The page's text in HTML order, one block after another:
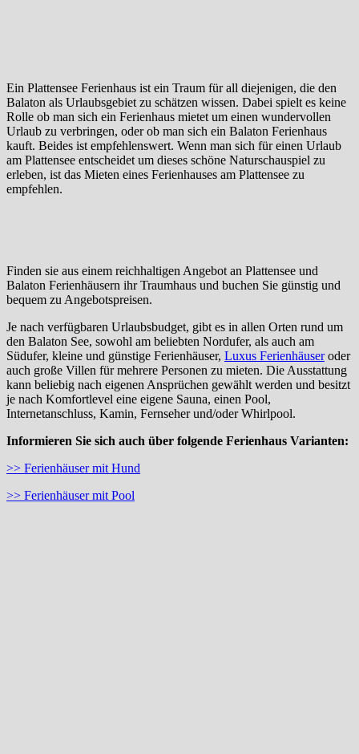
Ein Plattensee Ferienhaus ist ein Traum für all diejenigen, die den
Balaton als Urlaubsgebiet zu schätzen wissen. Dabei spielt es keine
Rolle ob man sich ein Ferienhaus mietet um einen wundervollen
Urlaub zu verbringen, oder ob man sich ein Balaton Ferienhaus
kauft. Beides ist empfehlenswert. Wenn man sich für einen Urlaub
am Plattensee entscheidet um dieses schöne Naturschauspiel zu
erleben, ist das Mieten eines Ferienhauses am Plattensee zu
empfehlen.
Finden sie aus einem reichhaltigen Angebot an Plattensee und
Balaton Ferienhäusern ihr Traumhaus und buchen Sie günstig und
bequem zu Angebotspreisen.
Je nach verfügbaren Urlaubsbudget, gibt es in allen Orten rund um
den Balaton See, sowohl am beliebten Nordufer, als auch am
Südufer, kleine und günstige Ferienhäuser, Luxus Ferienhäuseroder
auch große Villen für mehrere Personen zu mieten. Die Ausstattung
kann beliebig nach eigenen Ansprüchen gewählt werden und besitzt
je nach Komfortlevel eine eigene Sauna, einen Pool,
Internetanschluss, Kamin, Fernseher und/oder Whirlpool.
Informieren Sie sich auch über folgende Ferienhaus Varianten:
>> Ferienhäuser mit Hund
>> Ferienhäuser mit Pool